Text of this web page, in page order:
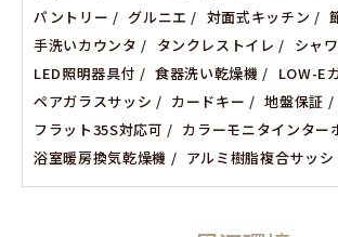
パントリー
グルニエ 対面式キッチン
手洗いカウンタ
タンクレストイレ
シャ
LED照明器具付
食器洗い乾燥機
LOW-E
ペアガラスサッシ
カードキー
地盤保証
フラット35S対応可
カラーモニタインター
浴室暖房換気乾燥機
アルミ樹脂複合サッシ